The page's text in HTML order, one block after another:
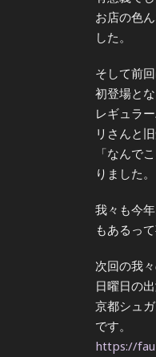
お店の色
した。
そして前
初登場と
レギュラ
リさんと
「なんで
りました。
我々も今
もあるっ
次回の我
日曜日の
京都シュ
です。
https://